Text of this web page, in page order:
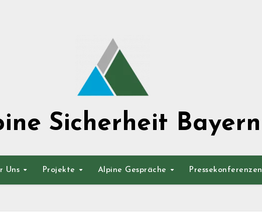
Sicherheit Bayern
Uns Projekte Alpine Gespräche Pressekonferenzen